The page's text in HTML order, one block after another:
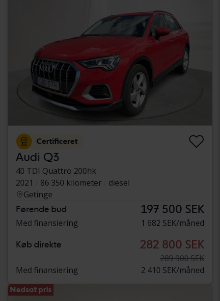
Certificeret
Audi Q3
40 TDI Quattro 200hk
2021
86 350 kilometer
diesel
Getinge
Førende bud 197 500 SEK
Med finansiering 1 682 SEK/måned
Køb direkte 282 800 SEK
289 900 SEK
Med finansiering
2 410 SEK/måned
Nedsat pris